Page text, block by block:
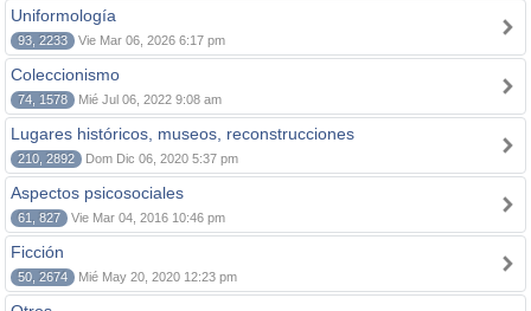
Uniformología
93, 2233 Vie Mar 06, 2026 6:17 pm
Coleccionismo
74, 1578 Mié Jul 06, 2022 9:08 am
Lugares históricos, museos, reconstrucciones
210, 2892 Dom Dic 06, 2020 5:37 pm
Aspectos psicosociales
61, 827 Vie Mar 04, 2016 10:46 pm
Ficción
50, 2674 Mié May 20, 2020 12:23 pm